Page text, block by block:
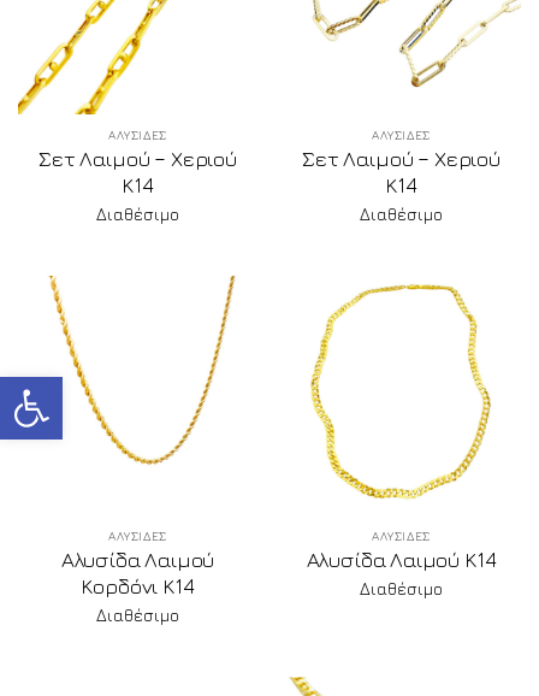
Ανοίξτε τη γραμμή εργαλείων
ΑΛΥΣΙΔΕΣ
Σετ Λαιμού – Χεριού
Κ14
Διαθέσιμο
ΑΛΥΣΙΔΕΣ
Σετ Λαιμού – Χεριού
Κ14
Διαθέσιμο
ΑΛΥΣΙΔΕΣ
Αλυσίδα Λαιμού
Κορδόνι Κ14
Διαθέσιμο
ΑΛΥΣΙΔΕΣ
Αλυσίδα Λαιμού Κ14
Διαθέσιμο